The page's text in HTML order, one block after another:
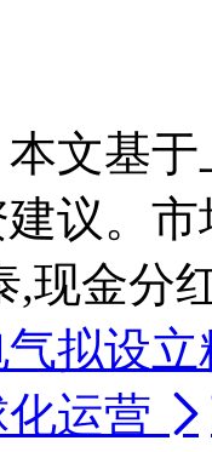
基于
议。
,现金分
气拟设
运营 